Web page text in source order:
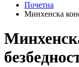
Почетна
Минхенска